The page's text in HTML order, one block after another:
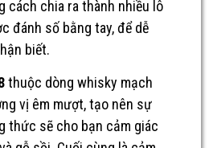
cách chia ra thành nhiều lô
đánh số bằng tay, để dễ
biết.
thuộc dòng whisky mạch
vị êm mượt, tạo nên sự
thức sẽ cho bạn cảm giác